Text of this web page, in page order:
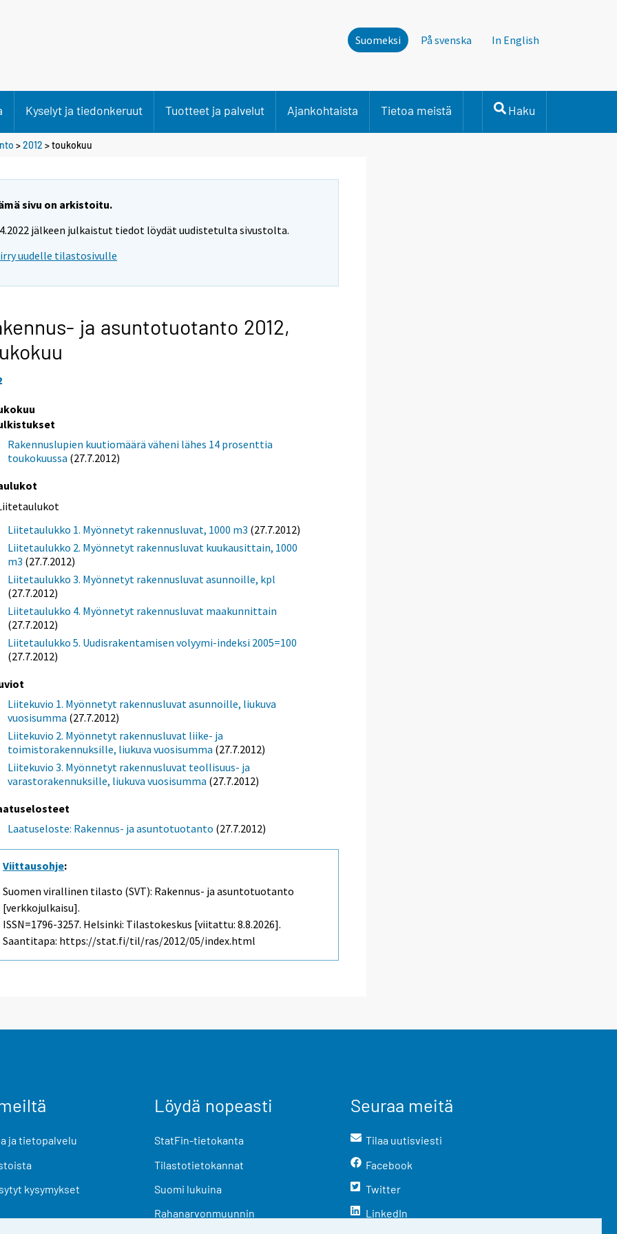
Suomeksi På svenska In English
Kyselyt ja tiedonkeruut Tuotteet ja palvelut Ajankohtaista Tietoa meistä Haku
>2012 >toukokuu
sivu on arkistoitu.
jälkeen julkaistut tiedot löydät uudistetulta sivustolta.
uudelle tilastosivulle
ja asuntotuotanto 2012,
Rakennuslupien kuutiomäärä väheni lähes 14 prosenttia
toukokuussa (27.7.2012)
Liitetaulukko 1. Myönnetyt rakennusluvat, 1000 m3 (27.7.2012)
Liitetaulukko 2. Myönnetyt rakennusluvat kuukausittain, 1000
m3 (27.7.2012)
Liitetaulukko 3. Myönnetyt rakennusluvat asunnoille, kpl
(27.7.2012)
Liitetaulukko 4. Myönnetyt rakennusluvat maakunnittain
(27.7.2012)
Liitetaulukko 5. Uudisrakentamisen volyymi-indeksi 2005=100
(27.7.2012)
Liitekuvio 1. Myönnetyt rakennusluvat asunnoille, liukuva
vuosisumma (27.7.2012)
Liitekuvio 2. Myönnetyt rakennusluvat liike- ja
toimistorakennuksille, liukuva vuosisumma (27.7.2012)
Liitekuvio 3. Myönnetyt rakennusluvat teollisuus- ja
varastorakennuksille, liukuva vuosisumma (27.7.2012)
Laatuseloste: Rakennus- ja asuntotuotanto (27.7.2012)
Viittausohje:
Suomen virallinen tilasto (SVT): Rakennus- ja asuntotuotanto
[verkkojulkaisu].
ISSN=1796-3257. Helsinki: Tilastokeskus [viitattu: 8.8.2026].
Saantitapa: https://stat.fi/til/ras/2012/05/index.html
ja tietopalvelu
kysymykset
Löydä nopeasti
StatFin-tietokanta
Tilastotietokannat
Suomi lukuina
Rahanarvonmuunnin
Seuraa meitä
Tilaa uutisviesti
Facebook
Twitter
LinkedIn